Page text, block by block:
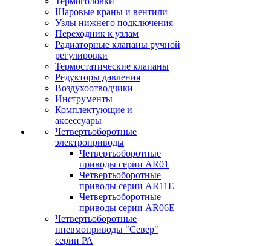
Шаровые краны и вентили
Узлы нижнего подключения
Переходник к узлам
Радиаторные клапаны ручной
регулировки
Термостатические клапаны
Редукторы давления
Воздухоотводчики
Инструменты
Комплектующие и
аксессуары
Четвертьоборотные
электроприводы
Четвертьоборотные
приводы серии AR01
Четвертьоборотные
приводы серии AR11E
Четвертьоборотные
приводы серии AR06E
Четвертьоборотные
пневмоприводы "Север"
серии РА